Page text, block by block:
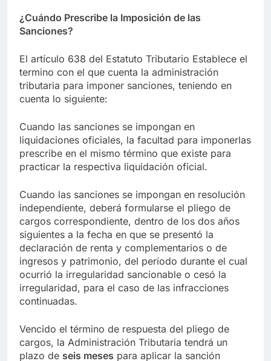
¿Cuándo Prescribe la Imposición de las
Sanciones?
El artículo 638 del Estatuto Tributario Establece el
termino con el que cuenta la administración
tributaria para imponer sanciones, teniendo en
cuenta lo siguiente:
Cuando las sanciones se impongan en
liquidaciones oficiales, la facultad para imponerlas
prescribe en el mismo término que existe para
practicar la respectiva liquidación oficial.
Cuando las sanciones se impongan en resolución
independiente, deberá formularse el pliego de
cargos correspondiente, dentro de los dos años
siguientes a la fecha en que se presentó la
declaración de renta y complementarios o de
ingresos y patrimonio, del período durante el cual
ocurrió la irregularidad sancionable o cesó la
irregularidad, para el caso de las infracciones
continuadas.
Vencido el término de respuesta del pliego de
cargos, la Administración Tributaria tendrá un
plazo de seis meses para aplicar la sanción